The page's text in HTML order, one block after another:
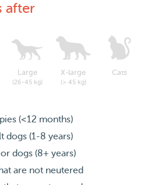
after
Large
(26-45 kg)
X-large
(> 45 kg)
Cats
(<12 months)
dogs (1-8 years)
dogs (8+ years)
are not neutered